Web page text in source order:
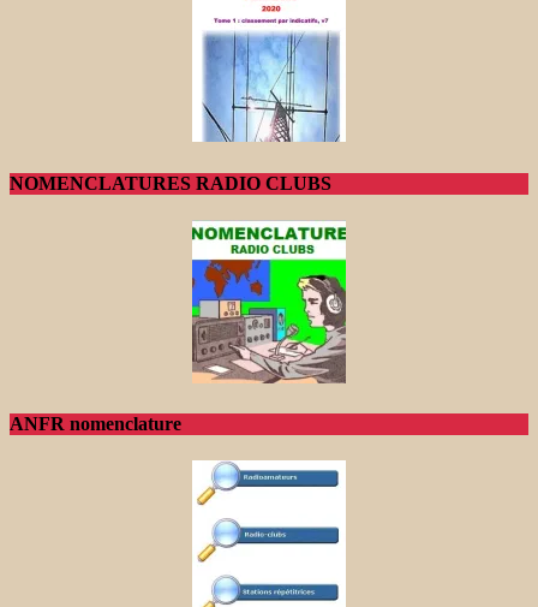
NOMENCLATURES RADIO CLUBS
ANFR nomenclature